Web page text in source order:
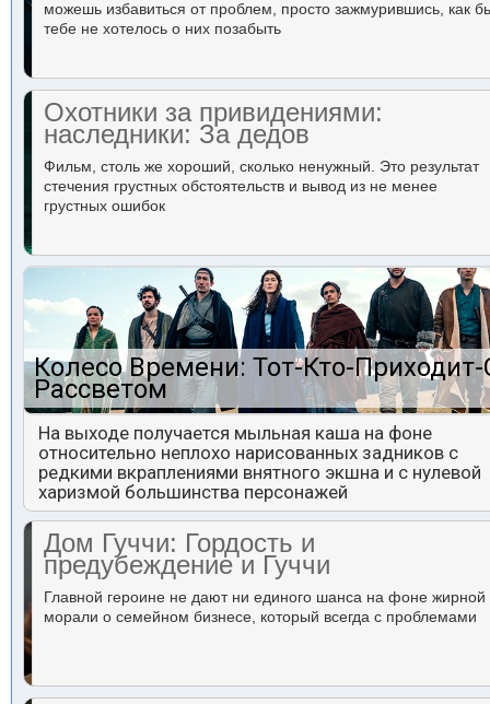
можешь избавиться от проблем, просто зажмурившись, как
тебе не хотелось о них позабыть
Охотники за привидениями:
наследники: За дедов
Фильм, столь же хороший, сколько ненужный. Это результат
стечения грустных обстоятельств и вывод из не менее
грустных ошибок
Колесо Времени: Тот-Кто-
Рассветом
На выходе получается мыльная каша на фоне
относительно неплохо нарисованных задников с
редкими вкраплениями внятного экшна и с нулевой
харизмой большинства персонажей
Дом Гуччи: Гордость и
предубеждение и Гуччи
Главной героине не дают ни единого шанса на фоне жирной
морали о семейном бизнесе, который всегда с проблемами